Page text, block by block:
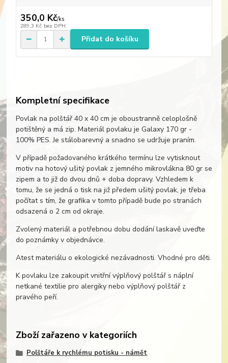
350,0 Kč/ks
289,3 Kč bez DPH
Přidat do košíku
Kompletní specifikace
Povlak na polštář 40 x 40 cm je oboustranně celoplošně
potištěný a má zip. Materiál povlaku je Galaxy 170 gr -
100% PES. Je stálobarevný a snadno se udržuje praním.
V případě požadovaného krátkého termínu lze vytisknout
motiv na hotový ušitý povlak z jemného mikrovlákna 80 gr se
zipem a to již do dvou dnů + doba dopravy. Vzhledem k
tomu, že se jedná o tisk na již předem ušitý povlak, je třeba
počítat s tím, že grafika v tomto případě bude po stranách
odsazená o 2 cm od okraje.
Zvolený materiál a potřebnou dobu dodání laskavě uveďte
do poznámky v objednávce.
Atest materiálu o ekologické nezávadnosti. Vhodné pro děti.
K povlaku lze zakoupit vnitřní výplňový polštář s náplní
netkané textilie pro alergiky nebo výplňový polštář z
pravého peří.
Zboží zařazeno v kategoriích
Polštáře k rychlému potisku - námět